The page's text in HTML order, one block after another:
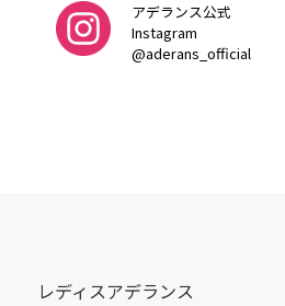
アデランス公式
Instagram
@aderans_official
レディスアデランス